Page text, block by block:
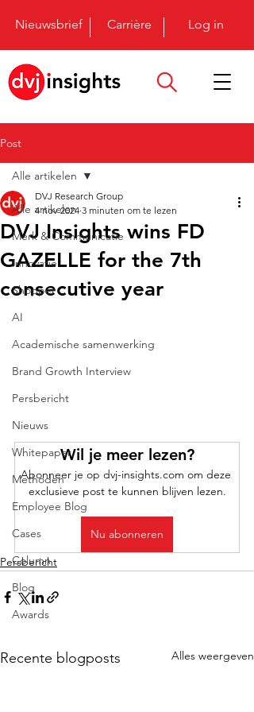
Nieuwsbrief Carrière Log in
Post
Alle artikelen
Merk & Communicatie
Innovatie
Shopper
AI
Academische samenwerking
Brand Growth Interview
Persbericht
Nieuws
Whitepaper
Methoden
Employee Blog
Cases
Column
Blog
Awards
Alle artikelen
DVJ Insights wins FD
GAZELLE for the 7th
consecutive year
DVJ Research Group
4 nov 2024 3 minuten om te lezen
Wil je meer lezen?
Abonneer je op dvj-insights.com om deze
exclusieve post te kunnen blijven lezen.
Nu abonneren
Persbericht
Recente blogposts Alles weergeven